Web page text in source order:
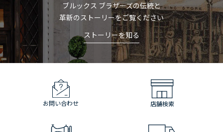
ブルックス ブラザーズの伝統と
革新のストーリーをご覧ください
ストーリーを知る
お問い合わせ 店舗検索